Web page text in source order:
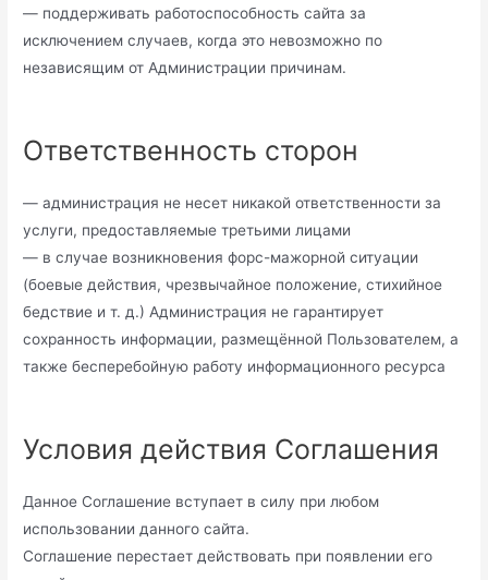
— поддерживать работоспособность сайта за
исключением случаев, когда это невозможно по
независящим от Администрации причинам.
Ответственность сторон
— администрация не несет никакой ответственности за
услуги, предоставляемые третьими лицами
— в случае возникновения форс-мажорной ситуации
(боевые действия, чрезвычайное положение, стихийное
бедствие и т. д.) Администрация не гарантирует
сохранность информации, размещённой Пользователем, а
также бесперебойную работу информационного ресурса
Условия действия Соглашения
Данное Соглашение вступает в силу при любом
использовании данного сайта.
Соглашение перестает действовать при появлении его